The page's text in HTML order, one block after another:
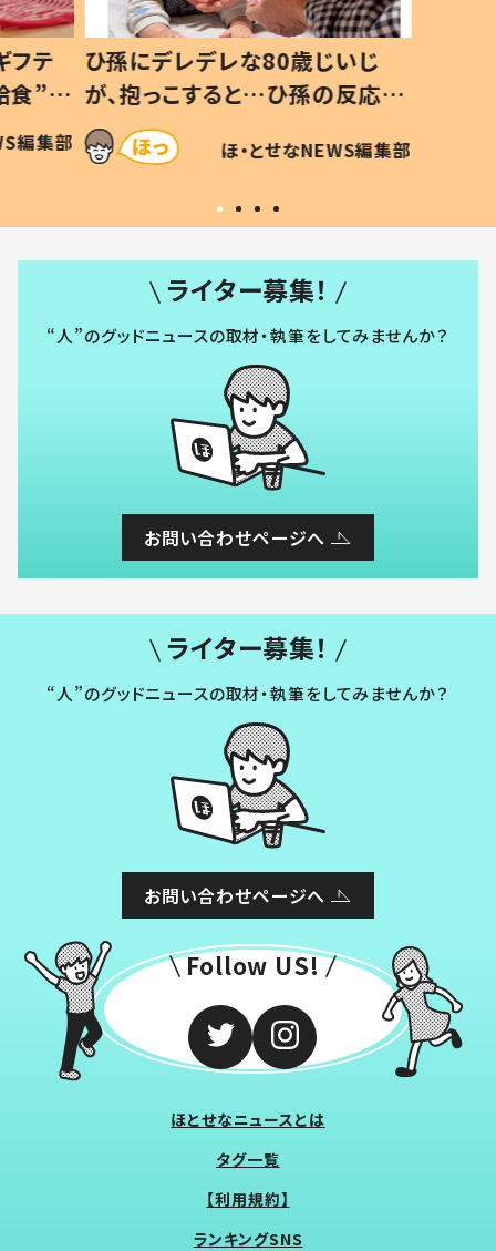
フテ
食”を
親
編集部
ひ孫にデレデレな80歳じいじ
が、抱っこすると…ひ孫の反応に
「涙が出ました」「可愛くて仕方な
い」
ほ・とせなNEWS編集部
ライター募集！
“人”のグッドニュースの取材・執筆をしてみませんか？
お問い合わせページへ
ライター募集！
“人”のグッドニュースの取材・執筆をしてみませんか？
お問い合わせページへ
Follow US!
ほとせなニュースとは
タグ一覧
【利用規約】
ランキングSNS